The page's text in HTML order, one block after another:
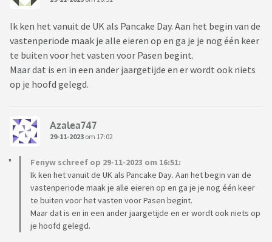
Ik ken het vanuit de UK als Pancake Day. Aan het begin van de
vastenperiode maak je alle eieren op en ga je je nog één keer
te buiten voor het vasten voor Pasen begint.
Maar dat is en in een ander jaargetijde en er wordt ook niets
op je hoofd gelegd.
Azalea747
29-11-2023 om 17:02
Fenyw schreef op 29-11-2023 om 16:51:
Ik ken het vanuit de UK als Pancake Day. Aan het begin van de
vastenperiode maak je alle eieren op en ga je je nog één keer
te buiten voor het vasten voor Pasen begint.
Maar dat is en in een ander jaargetijde en er wordt ook niets op
je hoofd gelegd.